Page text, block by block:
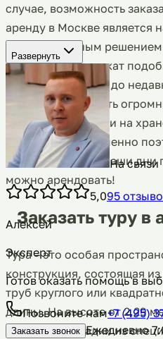
случае, возможность
аренду в Москве является
целесообразным
отметить, что прокат
её еще доступнее: до
доводилось тратить
приобретение, но и на
обслуживание. Именно
небольшим СК, в наши дни
можно арендовать!
Заказать туру в
Тура – это особая
конструкция, состоящая
труб круглого или
длины. На высоте от 2,29
рабочие площадки из
Развернуть
На связи
5,095
Алексей
Эксперт
Готов оказать помощь в
Позвоните нам+7 (495)
Заказать звонок Ежедневно